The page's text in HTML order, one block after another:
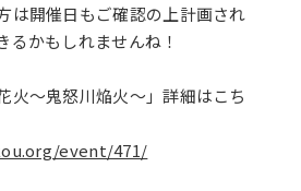
は開催日もご確認の上計画され
るかもしれませんね！
～鬼怒川焔火～」詳細はこち
event/471/